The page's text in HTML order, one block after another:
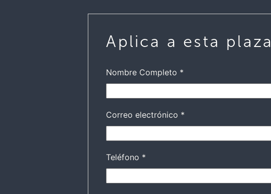
Aplica a esta plaza
Nombre Completo *
Correo electrónico *
Teléfono *